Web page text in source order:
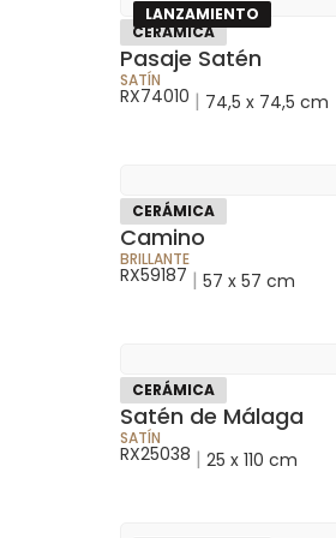
LANZAMIENTO
CERÁMICA
Pasaje Satén
SATÍN
RX74010 | 74,5 x 74,5 cm
CERÁMICA
Camino
BRILLANTE
RX59187 | 57 x 57 cm
CERÁMICA
Satén de Málaga
SATÍN
RX25038 | 25 x 110 cm